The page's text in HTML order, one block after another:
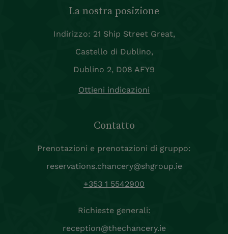
La nostra posizione
Indirizzo: 21 Ship Street Great,
Castello di Dublino,
Dublino 2, D08 AFY9
Ottieni indicazioni
Contatto
Prenotazioni e prenotazioni di gruppo:
reservations.chancery@shgroup.ie
+353 1 5542900
Richieste generali:
reception@thechancery.ie